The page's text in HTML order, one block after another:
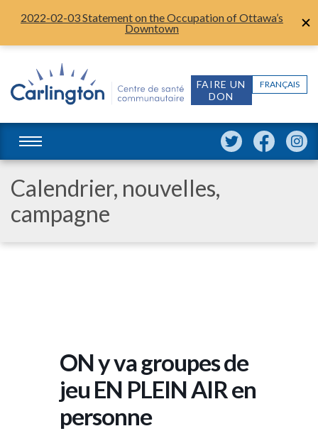
2022-02-03 Statement on the Occupation of Ottawa’s
Downtown
FRANÇAIS
FAIRE UN
DON
Calendrier, nouvelles,
campagne
ON y va groupes de
jeu EN PLEIN AIR en
personne